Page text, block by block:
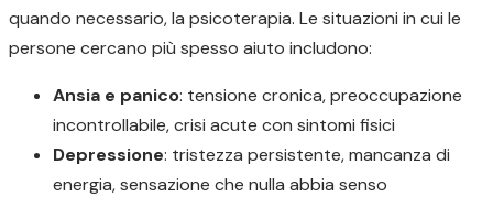
quando necessario, la psicoterapia. Le situazioni in cui le
persone cercano più spesso aiuto includono:
Ansia e panico: tensione cronica, preoccupazione
incontrollabile, crisi acute con sintomi fisici
Depressione: tristezza persistente, mancanza di
energia, sensazione che nulla abbia senso